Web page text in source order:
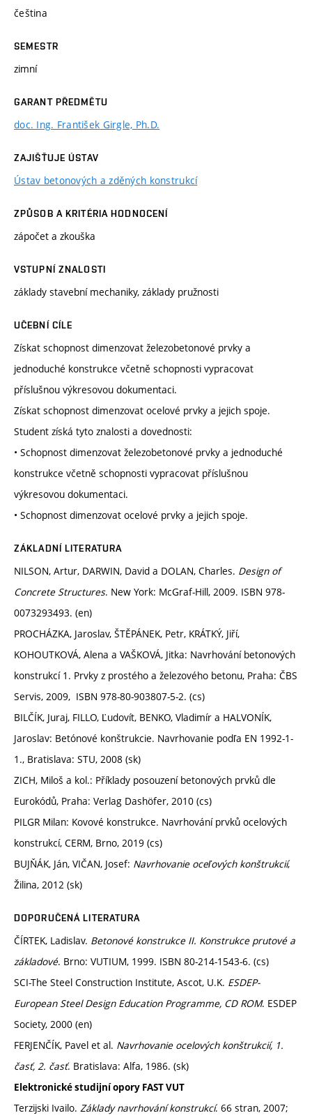
čeština
SEMESTR
zimní
GARANT PŘEDMĚTU
doc. Ing. František Girgle, Ph.D.
ZAJIŠŤUJE ÚSTAV
Ústav betonových a zděných konstrukcí
ZPŮSOB A KRITÉRIA HODNOCENÍ
zápočet a zkouška
VSTUPNÍ ZNALOSTI
základy stavební mechaniky, základy pružnosti
UČEBNÍ CÍLE
Získat schopnost dimenzovat železobetonové prvky a
jednoduché konstrukce včetně schopnosti vypracovat
příslušnou výkresovou dokumentaci.
Získat schopnost dimenzovat ocelové prvky a jejich spoje.
Student získá tyto znalosti a dovednosti:
• Schopnost dimenzovat železobetonové prvky a jednoduché
konstrukce včetně schopnosti vypracovat příslušnou
výkresovou dokumentaci.
• Schopnost dimenzovat ocelové prvky a jejich spoje.
ZÁKLADNÍ LITERATURA
NILSON, Artur, DARWIN, David a DOLAN, Charles. Design of
Concrete Structures. New York: McGraf-Hill, 2009. ISBN 978-
0073293493. (en)
PROCHÁZKA, Jaroslav, ŠTĚPÁNEK, Petr, KRÁTKÝ, Jiří,
KOHOUTKOVÁ, Alena a VAŠKOVÁ, Jitka: Navrhování betonových
konstrukcí 1. Prvky z prostého a železového betonu, Praha: ČBS
Servis, 2009, ISBN 978-80-903807-5-2. (cs)
BILČÍK, Juraj, FILLO, Ľudovít, BENKO, Vladimír a HALVONÍK,
Jaroslav: Betónové konštrukcie. Navrhovanie podľa EN 1992-1-
1., Bratislava: STU, 2008 (sk)
ZICH, Miloš a kol.: Příklady posouzení betonových prvků dle
Eurokódů, Praha: Verlag Dashöfer, 2010 (cs)
PILGR Milan: Kovové konstrukce. Navrhování prvků ocelových
konstrukcí, CERM, Brno, 2019 (cs)
BUJŇÁK, Ján, VIČAN, Josef: Navrhovanie oceľových konštrukcií,
Žilina, 2012 (sk)
DOPORUČENÁ LITERATURA
ČÍRTEK, Ladislav. Betonové konstrukce II. Konstrukce prutové a
základové. Brno: VUTIUM, 1999. ISBN 80-214-1543-6. (cs)
SCI-The Steel Construction Institute, Ascot, U.K. ESDEP-
European Steel Design Education Programme, CD ROM. ESDEP
Society, 2000 (en)
FERJENČÍK, Pavel et al. Navrhovanie ocelových konštrukcií, 1.
časť, 2. časť. Bratislava: Alfa, 1986. (sk)
Elektronické studijní opory FAST VUT
Terzijski Ivailo. Základy navrhování konstrukcí. 66 stran, 2007;